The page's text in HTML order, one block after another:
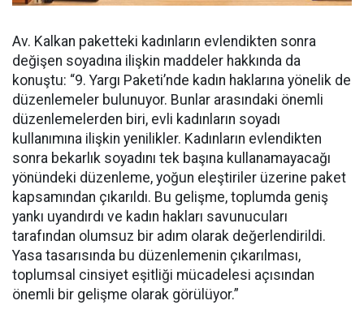
Av. Kalkan paketteki kadınların evlendikten sonra
değişen soyadına ilişkin maddeler hakkında da
konuştu: “9. Yargı Paketi’nde kadın haklarına yönelik de
düzenlemeler bulunuyor. Bunlar arasındaki önemli
düzenlemelerden biri, evli kadınların soyadı
kullanımına ilişkin yenilikler. Kadınların evlendikten
sonra bekarlık soyadını tek başına kullanamayacağı
yönündeki düzenleme, yoğun eleştiriler üzerine paket
kapsamından çıkarıldı. Bu gelişme, toplumda geniş
yankı uyandırdı ve kadın hakları savunucuları
tarafından olumsuz bir adım olarak değerlendirildi.
Yasa tasarısında bu düzenlemenin çıkarılması,
toplumsal cinsiyet eşitliği mücadelesi açısından
önemli bir gelişme olarak görülüyor.”